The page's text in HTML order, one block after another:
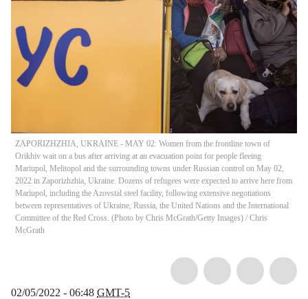
ZAPORIZHZHIA, UKRAINE - MAY 02: Women from the frontline town of
Orikhiv wait on a bus after arriving at an evacuation point for people fleeing
Mariupol, Melitopol and the surrounding towns under Russian control on May 02,
2022 in Zaporizhzhia, Ukraine. Dozens of refugees were expected to arrive here from
Mariupol, including the Azovstal steel facility, following extensive negotiations
between representatives of Ukraine, Russia, the United Nations and the International
Committee of the Red Cross. (Photo by Chris McGrath/Getty Images) / Chris
McGrath
02/05/2022 - 06:48 GMT-5